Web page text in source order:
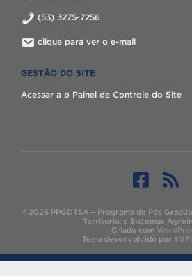
(53) 3275-7256
clique para ver o e-mail
GESTÃO DO SITE
Acessar a o Painel de Controle do Site
©2026 PPGDTSA – Programa de Pós
Territorial e Sistemas
Criado com
Tema desenvolvido por